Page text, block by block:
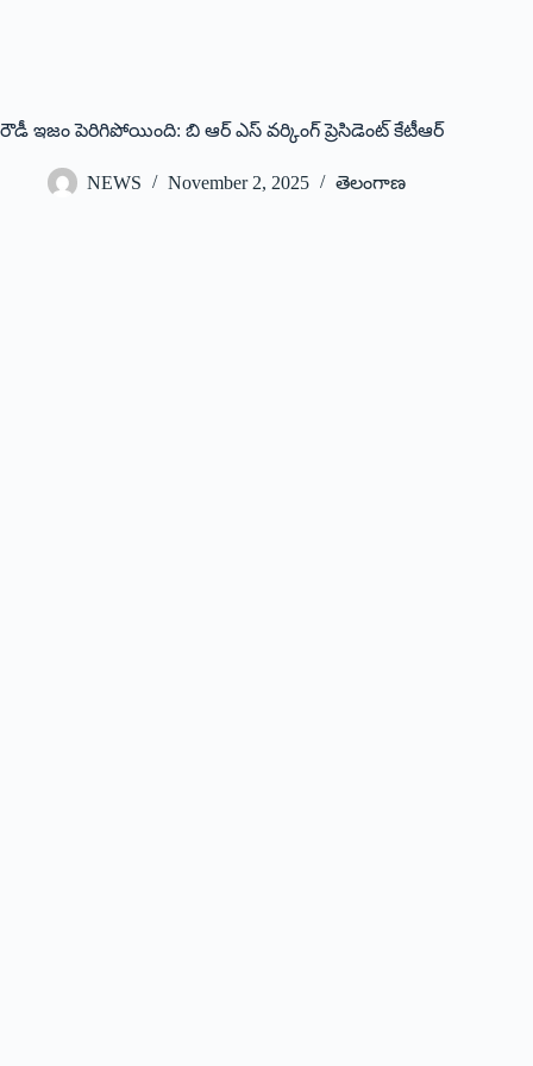
రౌడీ ఇజం పెరిగిపోయింది: బి ఆర్ ఎస్ వర్కింగ్ ప్రెసిడెంట్ కేటీఆర్
NEWS November 2, 2025 తెలంగాణ